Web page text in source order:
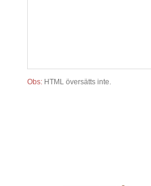
Obs: HTML översätts inte.